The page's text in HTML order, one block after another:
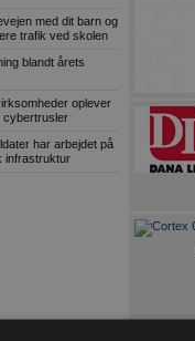
med dit barn og
trafik ved skolen
blandt årets
oplever
cybertrusler
har arbejdet på
infrastruktur